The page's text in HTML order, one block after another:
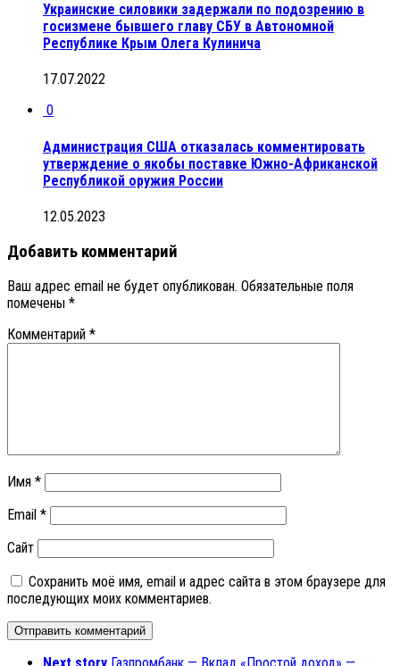
Украинские силовики задержали по подозрению в
госизмене бывшего главу СБУ в Автономной
Республике Крым Олега Кулинича
17.07.2022
0
Администрация США отказалась комментировать
утверждение о якобы поставке Южно-Африканской
Республикой оружия России
12.05.2023
Добавить комментарий
Ваш адрес email не будет опубликован. Обязательные поля
помечены *
Комментарий *
Имя *
Email *
Сайт
Сохранить моё имя, email и адрес сайта в этом браузере для
последующих моих комментариев.